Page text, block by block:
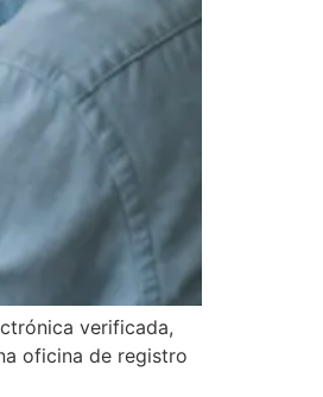
verificada,
oficina de registro